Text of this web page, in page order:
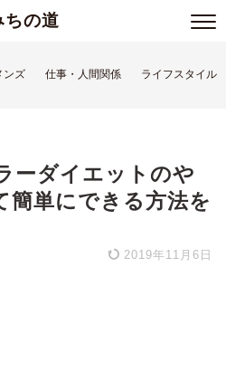
ちの道
ンズ 仕事・人間関係 ライフスタイル
ーダイエットのや
簡単にできる方法を
2019年11月6日